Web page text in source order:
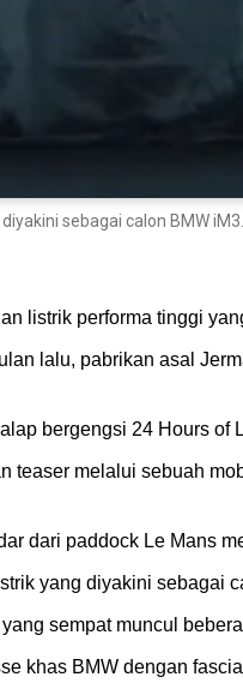
sebagai calon BMW
listrik performa tinggi
lalu, pabrikan asal
bergengsi 24 Hours of
teaser melalui sebuah
dari paddock Le Mans
yang diyakini sebagai
sempat muncul
khas BMW dengan